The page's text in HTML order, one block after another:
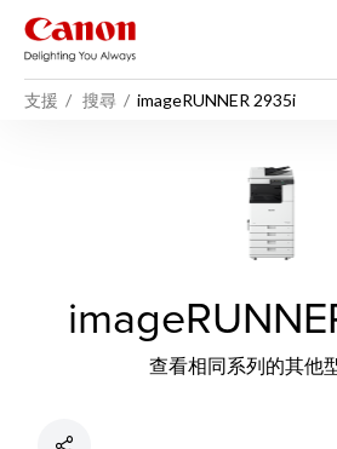
支援 搜尋 imageRUNNER 2935i
查看相同系列的其他